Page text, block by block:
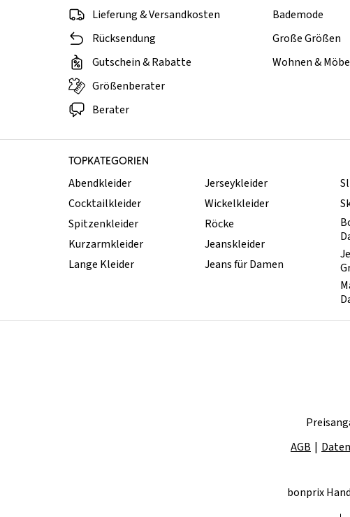
Lieferung & Versandkosten
Rücksendung
Gutschein & Rabatte
Größenberater
Berater
Bademode
Große Größen
Wohnen &
TOPKATEGORIEN
Abendkleider
Cocktailkleider
Spitzenkleider
Kurzarmkleider
Lange Kleider
Jerseykleider
Wickelkleider
Röcke
Jeanskleider
Jeans für Damen
AGB
bonprix